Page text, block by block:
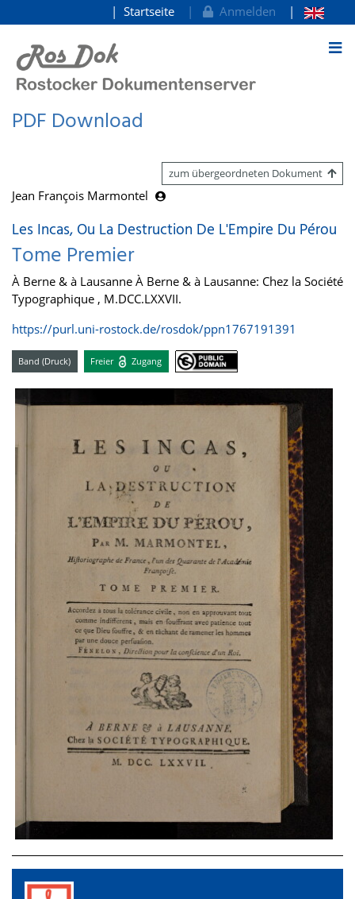
zum Inhalt
Startseite Anmelden
PDF Download
zum übergeordneten Dokument
Jean François Marmontel
Les Incas, Ou La Destruction De L'Empire Du Pérou
Tome Premier
À Berne & à Lausanne À Berne & à Lausanne: Chez la Société
Typographique , M.DCC.LXXVII.
https://purl.uni-rostock.de/rosdok/ppn1767191391
Band (Druck) Freier Zugang